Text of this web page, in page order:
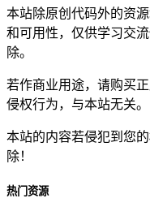
本站除原创代码外的资
和可用性，仅供学习交
除。
若作商业用途，请购买
侵权行为，与本站无关。
本站的内容若侵犯到您
除！
热门资源